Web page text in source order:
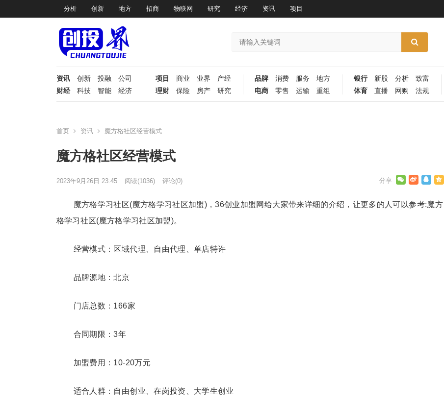
分析 创新 地方 招商 物联网 研究 经济 资讯 项目
资讯 创新 投融
公司
财经
科技 智能 经济
项目 商业 业界
产经
理财
保险 房产 研究
品牌 消费 服务
地方
电商
零售 运输 重组
银行 新股 分析
致富
体育
直播 网购 法规
首页 资讯 魔方格社区经营模式
魔方格社区经营模式
2023年9月26日 23:45 阅读(1036) 评论(0)
魔方格学习社区(魔方格学习社区加盟)，36创业加盟网给大家带来详细的介绍，让更多的人可以参考:魔方
格学习社区(魔方格学习社区加盟)。
经营模式：区域代理、自由代理、单店特许
品牌源地：北京
门店总数：166家
合同期限：3年
加盟费用：10-20万元
适合人群：自由创业 、在岗投资、大学生创业